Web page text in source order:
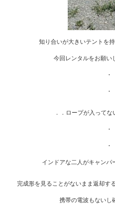
知り合いが大きいテントを
今回レンタルをお願い
・
・
．．ロープが入ってな
・
・
インドアな二人がキャンパ
完成形を見ることがないまま返却す
携帯の電波もないし